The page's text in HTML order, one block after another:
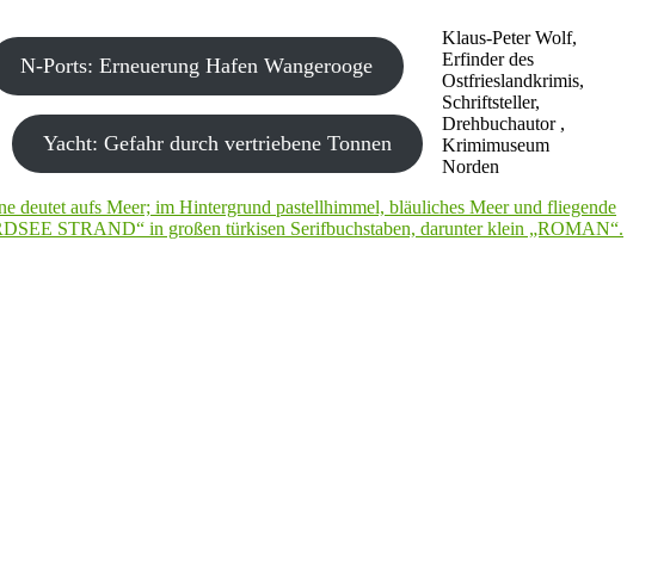
Klaus-Peter Wolf,
Erfinder des
Ostfrieslandkrimis,
Schriftsteller,
Drehbuchautor ,
Krimimuseum
Norden
N-Ports: Erneuerung Hafen Wangerooge
Yacht: Gefahr durch vertriebene Tonnen